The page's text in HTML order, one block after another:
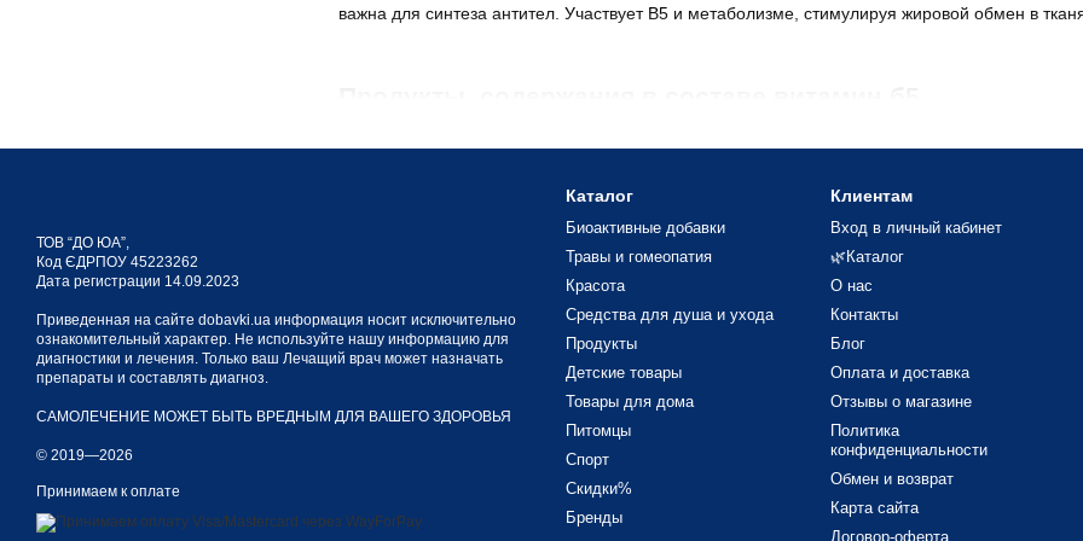
важна для синтеза антител. Участвует В5 и метаболизме, стимулируя жировой обмен в
меньшем количестве пантотеновую кислоту получится добыть из рыбной икры, молока,
желудке, посредством обработки ферментов кишечной палочки.
В5 витамин: воздействие на организм
Одной основных функций В5 является стимуляции функции надпочечников. Этот орган не
но и принимает активное участие в регуляции артериального давления, работы сердечно-
формированием антител для укрепления иммунитета;
усваиванием других витаминов, включая группу В;
ТОВ “ДО ЮА”,
Код ЄДРПОУ 45223262
Дата регистрации 14.09.2023
Приведенная на сайте dobavki.ua информация носит исключительно
ознакомительный характер. Не используйте нашу информацию для
диагностики и лечения. Только ваш Лечащий врач может назначать
препараты и составлять диагноз.
САМОЛЕЧЕНИЕ МОЖЕТ БЫТЬ ВРЕДНЫМ ДЛЯ ВАШЕГО ЗДОРОВЬЯ
© 2019—2026
Принимаем к оплате
Каталог
Биоактивные добавки
Травы и гомеопатия
Красота
Средства для душа и ухода
Продукты
Детские товары
Товары для дома
Питомцы
Спорт
Скидки%
Бренды
Клиентам
Вход в личный кабинет
🌿Каталог
О нас
Контакты
Блог
Оплата и доставка
Отзывы о магазине
Политика
конфиденциальности
Обмен и возврат
Карта сайта
Договор-оферта